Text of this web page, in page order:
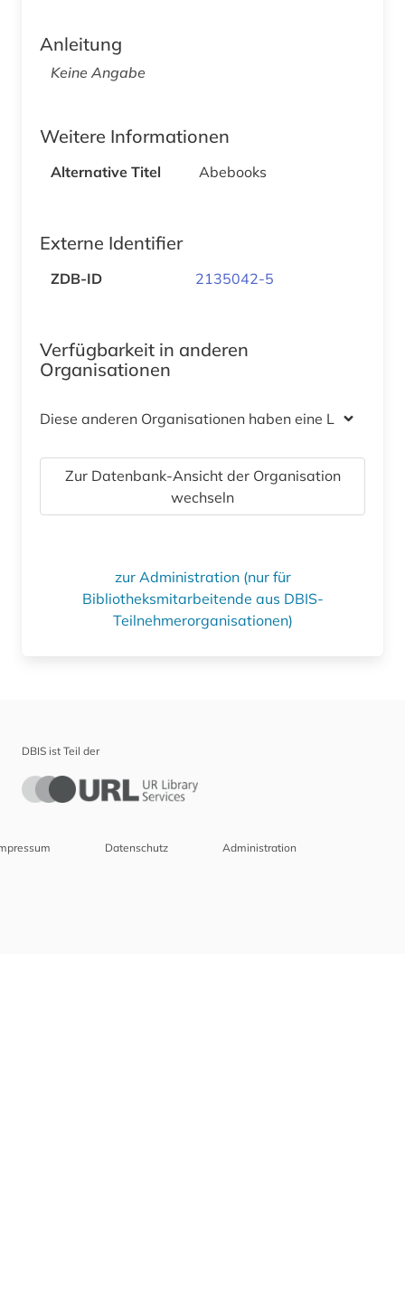
Anleitung
Keine Angabe
Weitere Informationen
Alternative Titel Abebooks
Externe Identifier
ZDB-ID 2135042-5
Verfügbarkeit in anderen
Organisationen
Diese anderen Organisationen haben eine Lizenz
Zur Datenbank-Ansicht der Organisation
wechseln
zur Administration (nur für
Bibliotheksmitarbeitende aus DBIS-
Teilnehmerorganisationen)
DBIS ist Teil der
Datenschutz Administration